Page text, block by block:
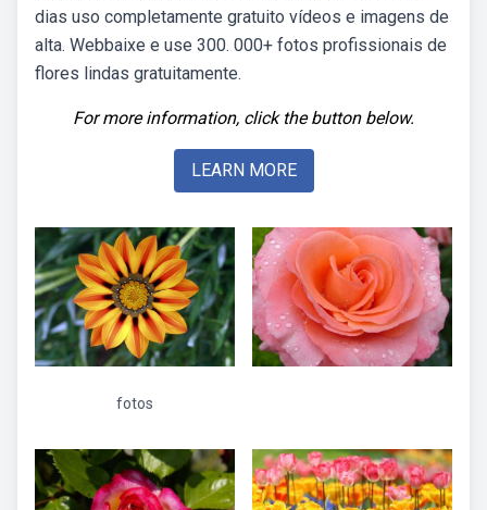
dias uso completamente gratuito vídeos e imagens de
alta. Webbaixe e use 300. 000+ fotos profissionais de
flores lindas gratuitamente.
For more information, click the button below.
LEARN MORE
fotos